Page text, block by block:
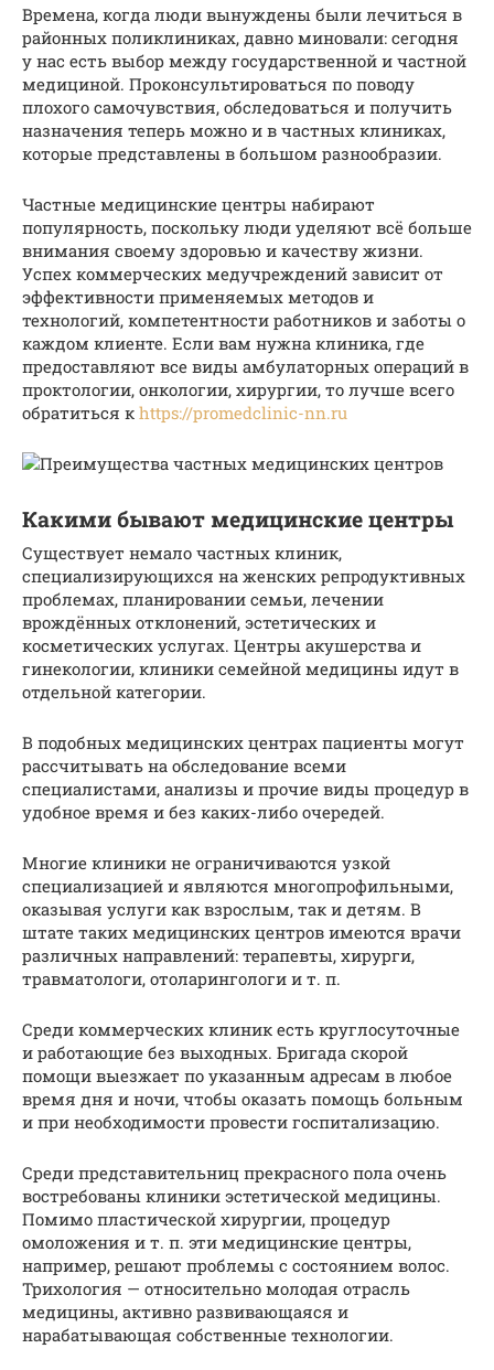
Времена, когда люди вынуждены были лечиться в
районных поликлиниках, давно миновали: сегодня
у нас есть выбор между государственной и частной
медициной. Проконсультироваться по поводу
плохого самочувствия, обследоваться и получить
назначения теперь можно и в частных клиниках,
которые представлены в большом разнообразии.
Частные медицинские центры набирают
популярность, поскольку люди уделяют всё больше
внимания своему здоровью и качеству жизни.
Успех коммерческих медучреждений зависит от
эффективности применяемых методов и
технологий, компетентности работников и заботы о
каждом клиенте. Если вам нужна клиника, где
предоставляют все виды амбулаторных операций в
проктологии, онкологии, хирургии, то лучше всего
обратиться к https://promedclinic-nn.ru
Какими бывают медицинские центры
Существует немало частных клиник,
специализирующихся на женских репродуктивных
проблемах, планировании семьи, лечении
врождённых отклонений, эстетических и
косметических услугах. Центры акушерства и
гинекологии, клиники семейной медицины идут в
отдельной категории.
В подобных медицинских центрах пациенты могут
рассчитывать на обследование всеми
специалистами, анализы и прочие виды процедур в
удобное время и без каких-либо очередей.
Многие клиники не ограничиваются узкой
специализацией и являются многопрофильными,
оказывая услуги как взрослым, так и детям. В
штате таких медицинских центров имеются врачи
различных направлений: терапевты, хирурги,
травматологи, отоларингологи и т. п.
Среди коммерческих клиник есть круглосуточные
и работающие без выходных. Бригада скорой
помощи выезжает по указанным адресам в любое
время дня и ночи, чтобы оказать помощь больным
и при необходимости провести госпитализацию.
Среди представительниц прекрасного пола очень
востребованы клиники эстетической медицины.
Помимо пластической хирургии, процедур
омоложения и т. п. эти медицинские центры,
например, решают проблемы с состоянием волос.
Трихология — относительно молодая отрасль
медицины, активно развивающаяся и
нарабатывающая собственные технологии.